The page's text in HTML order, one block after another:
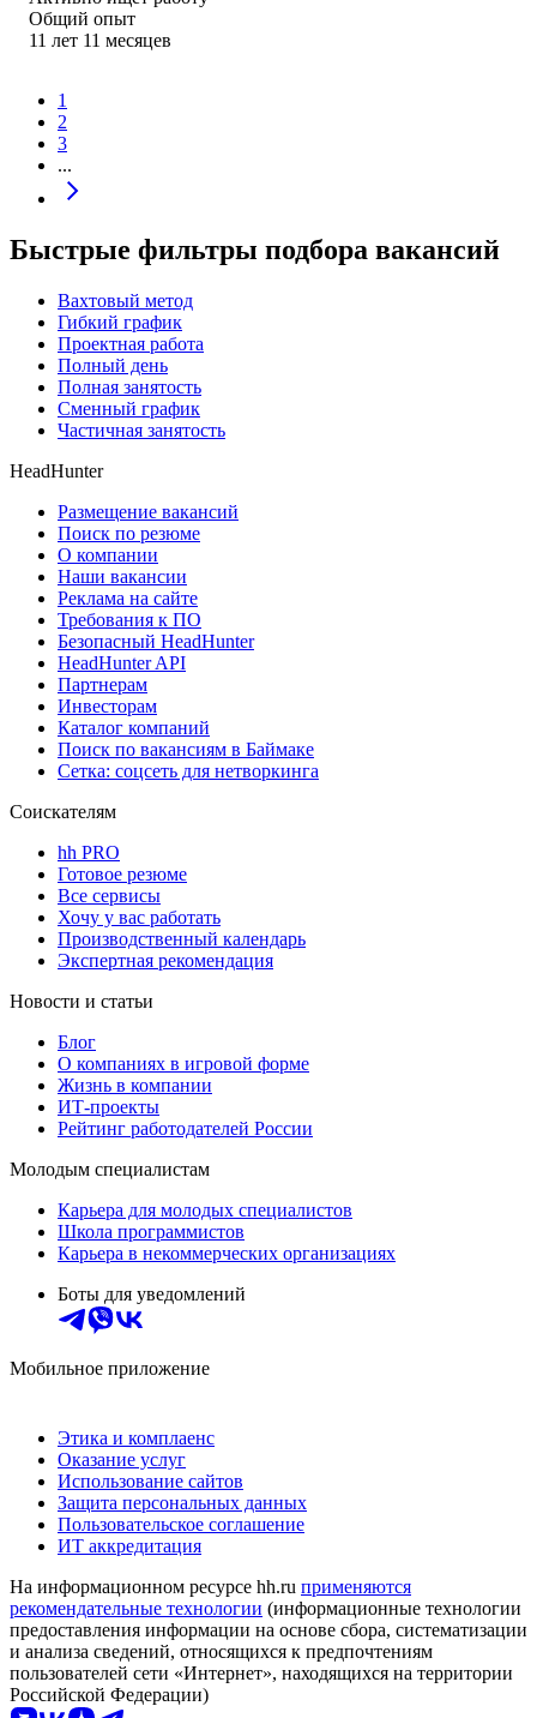
Общий опыт
11 лет 11 месяцев
1
2
3
...
Быстрые фильтры подбора вакансий
Вахтовый метод
Гибкий график
Проектная работа
Полный день
Полная занятость
Сменный график
Частичная занятость
HeadHunter
Размещение вакансий
Поиск по резюме
О компании
Наши вакансии
Реклама на сайте
Требования к ПО
Безопасный HeadHunter
HeadHunter API
Партнерам
Инвесторам
Каталог компаний
Поиск по вакансиям в Баймаке
Сетка: соцсеть для нетворкинга
Соискателям
hh PRO
Готовое резюме
Все сервисы
Хочу у вас работать
Производственный календарь
Экспертная рекомендация
Новости и статьи
Блог
О компаниях в игровой форме
Жизнь в компании
ИТ-проекты
Рейтинг работодателей России
Молодым специалистам
Карьера для молодых специалистов
Школа программистов
Карьера в некоммерческих организациях
Боты для уведомлений
Мобильное приложение
Этика и комплаенс
Оказание услуг
Использование сайтов
Защита персональных данных
Пользовательское соглашение
ИТ аккредитация
На информационном ресурсе hh.ru применяются
рекомендательные технологии (информационные технологии
предоставления информации на основе сбора, систематизации
и анализа сведений, относящихся к предпочтениям
пользователей сети «Интернет», находящихся на территории
Российской Федерации)